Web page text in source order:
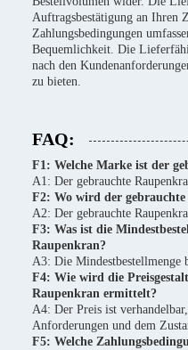
Auftragsbestätigung an Ihren
Zahlungsbedingungen
Bequemlichkeit. Die
nach den
zu bieten.
FAQ:
F1: Welche Marke ist der
A1: Der gebrauchte
F2: Wo wird der
A2: Der gebrauchte
F3: Was ist die
Raupenkran?
A3: Die Mindestbestellmenge
F4: Wie wird die
Raupenkran ermittelt?
A4: Der Preis ist
Anforderungen und dem
F5: Welche